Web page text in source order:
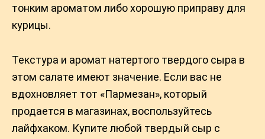
тонким ароматом либо хорошую приправу для
курицы.
Текстура и аромат натертого твердого сыра в
этом салате имеют значение. Если вас не
вдохновляет тот «Пармезан», который
продается в магазинах, воспользуйтесь
лайфхаком. Купите любой твердый сыр с